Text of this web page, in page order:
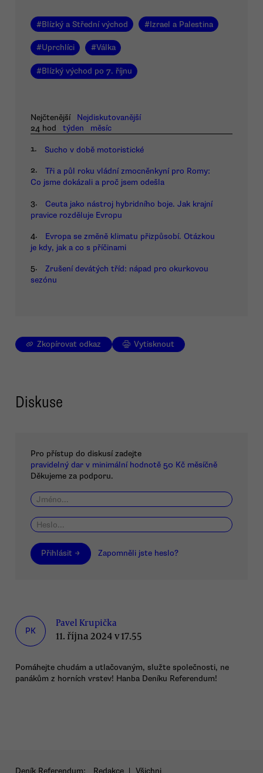
#Blízký a Střední východ #Izrael a Palestina
#Uprchlíci #Válka
#Blízký východ po 7. říjnu
Nejčtenější
Nejdiskutovanější
24 hod
týden měsíc
1. Sucho v době motoristické
2.
Tři a půl roku vládní zmocněnkyní pro Romy:
Co jsme dokázali a proč jsem odešla
3.
Ceuta jako nástroj hybridního boje. Jak krajní
pravice rozděluje Evropu
4.
Evropa se změně klimatu přizpůsobí. Otázkou
je kdy, jak a co s příčinami
5.
Zrušení devátých tříd: nápad pro okurkovou
sezónu
Zkopírovat odkaz Vytisknout
Diskuse
Pro přístup do diskusí zadejte
pravidelný dar v minimální hodnotě 50 Kč měsíčně
Děkujeme za podporu.
Přihlásit → Zapomněli jste heslo?
PK
Pavel Krupička
11. října 2024 v 17.55
Pomáhejte chudám a utlačovaným, služte společnosti, ne
panákům z horních vrstev! Hanba Deníku Referendum!